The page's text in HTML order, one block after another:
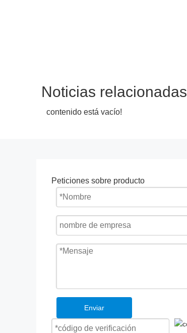
Noticias relacionadas
contenido está vacío!
Peticiones sobre producto
Enviar